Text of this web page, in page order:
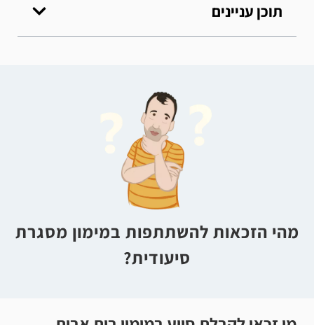
תוכן עניינים
מהי הזכאות להשתתפות במימון מסגרת
סיעודית?